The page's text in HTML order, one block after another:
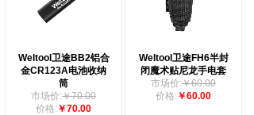
Weltool卫途BB2铝合
金CR123A电池收纳
筒
市场价:￥70.00
价格: ￥70.00
Weltool卫途FH6半封
闭魔术贴尼龙手电套
市场价:￥60.00
价格: ￥60.00